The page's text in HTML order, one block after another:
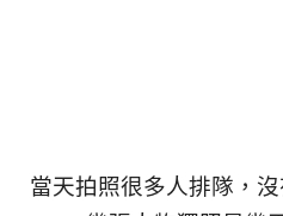
當天拍照很多人排隊，